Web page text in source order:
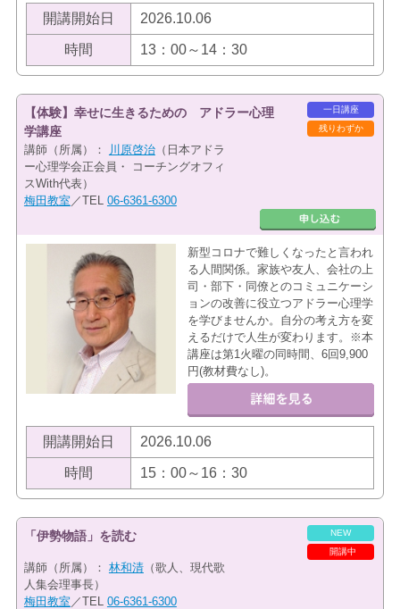
開講開始日 2026.10.06
時間 13：00～14：30
一日講座
残りわずか
【体験】幸せに生きるための アドラー心理
学講座
講師（所属）： 川原啓治（日本アドラ
ー心理学会正会員・ コーチングオフィ
スWith代表）
梅田教室 ／TEL 06-6361-6300
新型コロナで難しくなったと言われ
る人間関係。家族や友人、会社の上
司・部下・同僚とのコミュニケーシ
ョンの改善に役立つアドラー心理学
を学びませんか。自分の考え方を変
えるだけで人生が変わります。※本
講座は第1火曜の同時間、6回9,900
円(教材費なし)。
開講開始日 2026.10.06
時間 15：00～16：30
NEW
開講中
「伊勢物語」を読む
講師（所属）： 林和清（歌人、現代歌
人集会理事長）
梅田教室 ／TEL 06-6361-6300